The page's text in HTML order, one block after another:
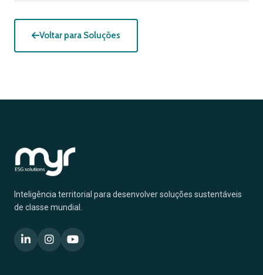
Voltar para Soluções
Inteligência territorial para desenvolver soluções sustentáveis
de classe mundial.